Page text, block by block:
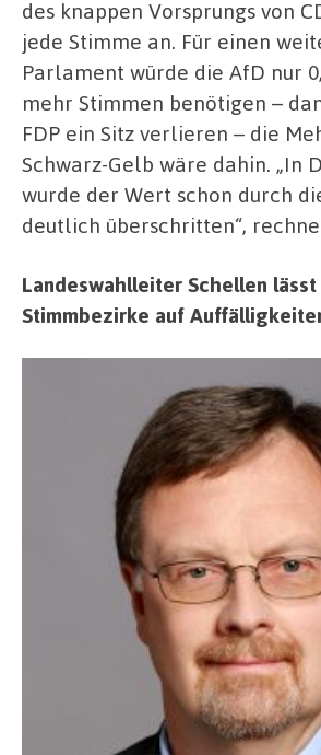
des knappen Vorsprungs von
jede Stimme an. Für einen
Parlament würde die AfD nur
mehr Stimmen benötigen –
FDP ein Sitz verlieren – die
Schwarz-Gelb wäre dahin. „In
wurde der Wert schon durch
deutlich überschritten“,
Landeswahlleiter Schellen
Stimmbezirke auf